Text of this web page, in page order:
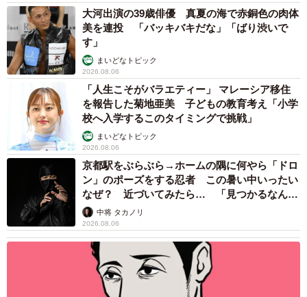
大河出演の39歳俳優 真夏の海で赤銅色の肉体
美を連投 「バッキバキだな」「ばり渋いで
す」
まいどなトピック
2026.08.06
「人生こそがバラエティー」 マレーシア移住
を報告した菊地亜美 子どもの教育考え「小学
校へ入学するこのタイミングで挑戦」
まいどなトピック
2026.08.06
京都駅をぶらぶら→ホームの隅に何やら「ドロ
ン」のポーズをする忍者 この暑い中いったい
なぜ？ 近づいてみたら… 「見つかるなんて
未熟」中将 タカノリ
2026.08.06